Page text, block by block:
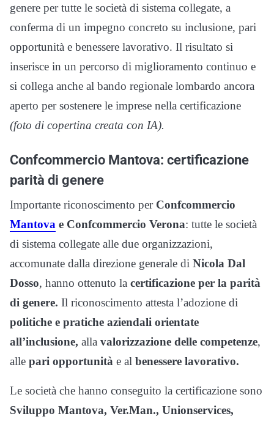
genere per tutte le società di sistema collegate, a
conferma di un impegno concreto su inclusione, pari
opportunità e benessere lavorativo. Il risultato si
inserisce in un percorso di miglioramento continuo e
si collega anche al bando regionale lombardo ancora
aperto per sostenere le imprese nella certificazione
(foto di copertina creata con IA).
Confcommercio Mantova: certificazione
parità di genere
Importante riconoscimento perConfcommercio
Mantova e Confcommercio Verona: tutte le società
di sistema collegate alle due organizzazioni,
accomunate dalla direzione generale di Nicola Dal
Dosso, hanno ottenuto la certificazione per la parità
di genere. Il riconoscimento attesta l’adozione di
politiche e pratiche aziendali orientate
all’inclusione, alla valorizzazione delle competenze,
alle pari opportunità e al benessere lavorativo.
Le società che hanno conseguito la certificazione sono
Sviluppo Mantova, Ver.Man., Unionservices,